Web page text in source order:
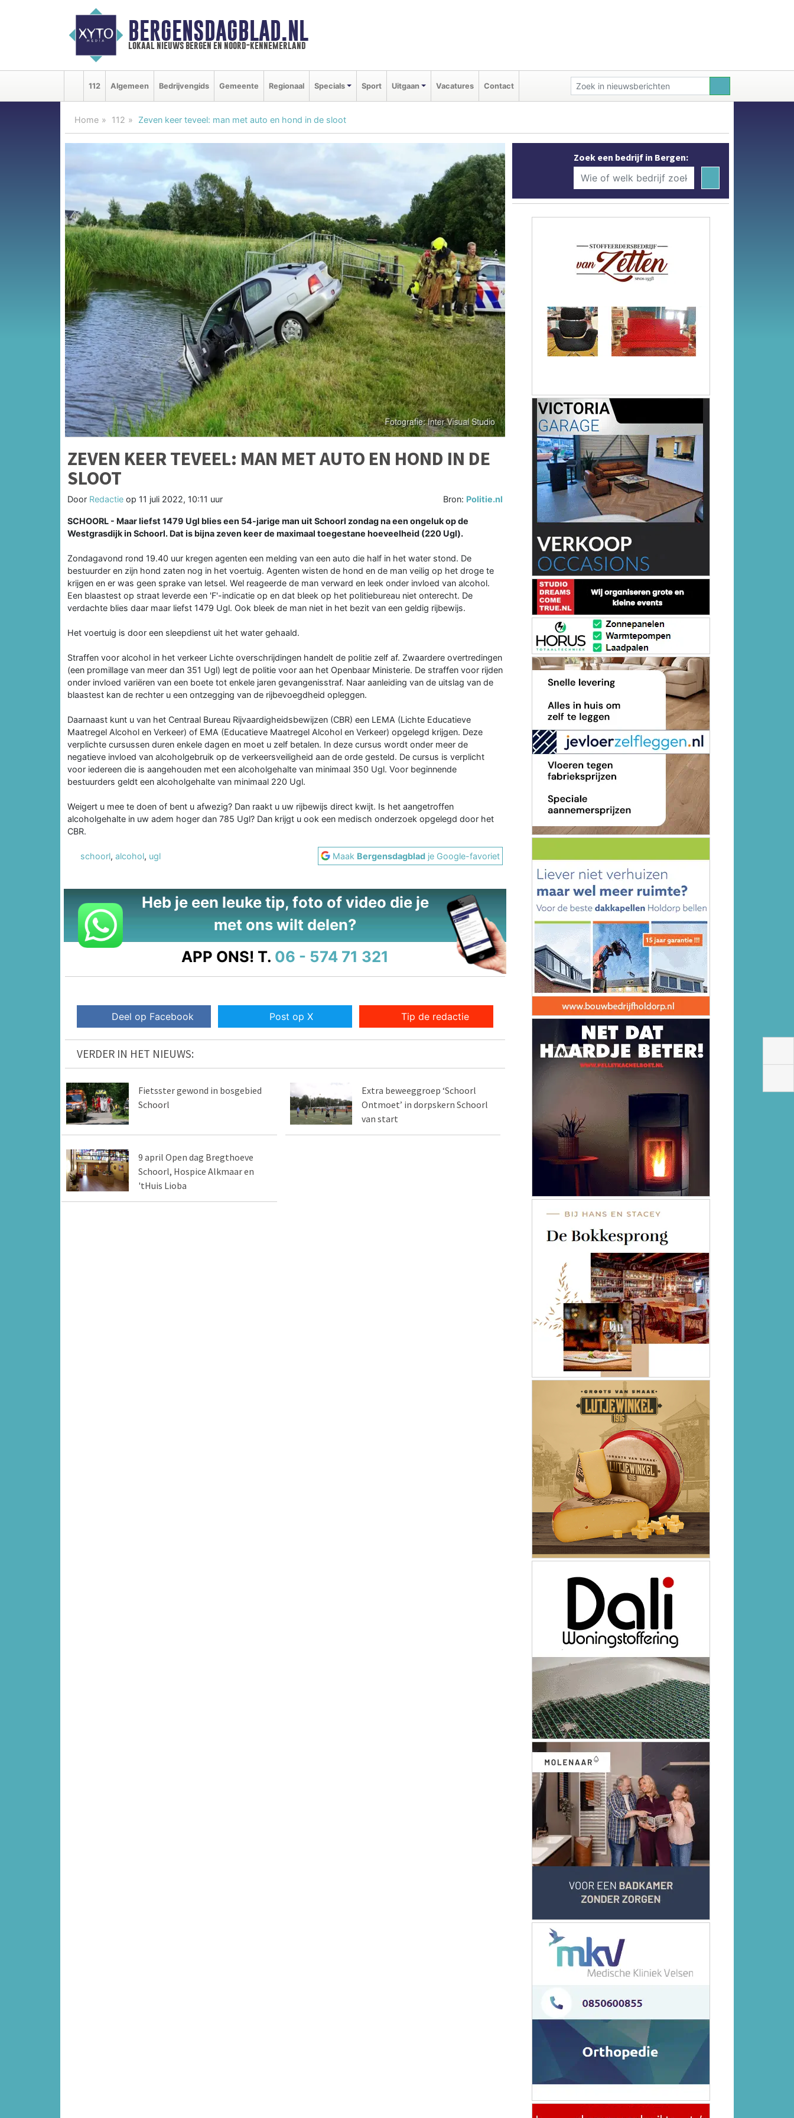
BERGENSDAGBLAD.NL
lokaal nieuws bergen en noord-kennemerland
112 Algemeen Bedrijvengids Gemeente Regionaal Specials Sport Uitgaan Vacatures Contact
Home 112 Zeven keer teveel: man met auto en hond in de sloot
ZEVEN KEER TEVEEL: MAN MET AUTO EN HOND IN DE
SLOOT
Door Redactie op 11 juli 2022, 10:11 uur Bron: Politie.nl
SCHOORL - Maar liefst 1479 Ugl blies een 54-jarige man uit Schoorl zondag na een ongeluk op de
Westgrasdijk in Schoorl. Dat is bijna zeven keer de maximaal toegestane hoeveelheid (220 Ugl).
Zondagavond rond 19.40 uur kregen agenten een melding van een auto die half in het water stond. De
bestuurder en zijn hond zaten nog in het voertuig. Agenten wisten de hond en de man veilig op het droge te
krijgen en er was geen sprake van letsel. Wel reageerde de man verward en leek onder invloed van alcohol.
Een blaastest op straat leverde een 'F'-indicatie op en dat bleek op het politiebureau niet onterecht. De
verdachte blies daar maar liefst 1479 Ugl. Ook bleek de man niet in het bezit van een geldig rijbewijs.
Het voertuig is door een sleepdienst uit het water gehaald.
Straffen voor alcohol in het verkeer Lichte overschrijdingen handelt de politie zelf af. Zwaardere overtredingen
(een promillage van meer dan 351 Ugl) legt de politie voor aan het Openbaar Ministerie. De straffen voor rijden
onder invloed variëren van een boete tot enkele jaren gevangenisstraf. Naar aanleiding van de uitslag van de
blaastest kan de rechter u een ontzegging van de rijbevoegdheid opleggen.
Daarnaast kunt u van het Centraal Bureau Rijvaardigheidsbewijzen (CBR) een LEMA (Lichte Educatieve
Maatregel Alcohol en Verkeer) of EMA (Educatieve Maatregel Alcohol en Verkeer) opgelegd krijgen. Deze
verplichte cursussen duren enkele dagen en moet u zelf betalen. In deze cursus wordt onder meer de
negatieve invloed van alcoholgebruik op de verkeersveiligheid aan de orde gesteld. De cursus is verplicht
voor iedereen die is aangehouden met een alcoholgehalte van minimaal 350 Ugl. Voor beginnende
bestuurders geldt een alcoholgehalte van minimaal 220 Ugl.
Weigert u mee te doen of bent u afwezig? Dan raakt u uw rijbewijs direct kwijt. Is het aangetroffen
alcoholgehalte in uw adem hoger dan 785 Ugl? Dan krijgt u ook een medisch onderzoek opgelegd door het
CBR.
schoorl, alcohol, ugl Maak Bergensdagblad je Google-favoriet
Heb je een leuke tip, foto of video die je
met ons wilt delen?
APP ONS! T. 06 - 574 71 321
Deel op Facebook Post op X Tip de redactie
VERDER IN HET NIEUWS:
Fietsster gewond in bosgebied
Schoorl
Extra beweeggroep ‘Schoorl
Ontmoet’ in dorpskern Schoorl
van start
9 april Open dag Bregthoeve
Schoorl, Hospice Alkmaar en
'tHuis Lioba
Zoek een bedrijf in Bergen: